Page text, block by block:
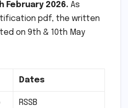
February 2026. As
pdf, the written
on 9th & 10th May
Dates
RSSB